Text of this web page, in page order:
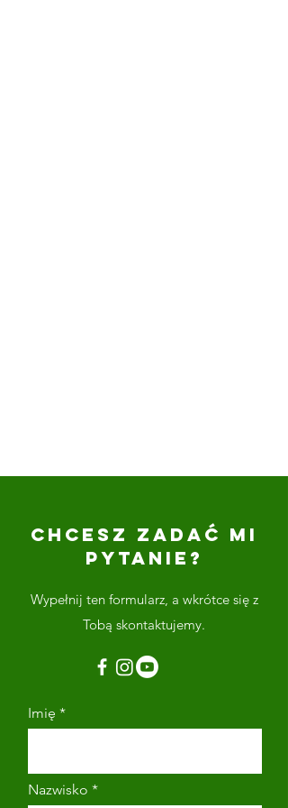
CHCESZ ZADAĆ MI
PYTANIE?
Wypełnij ten formularz, a wkrótce się z
Tobą skontaktujemy.
Imię
Nazwisko